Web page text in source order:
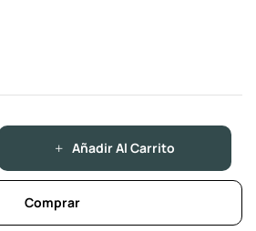
Añadir Al Carrito
Comprar